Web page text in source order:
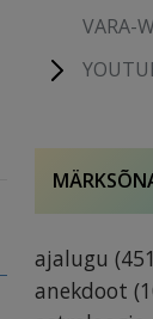
VARA-
ajalugu
anekdoot